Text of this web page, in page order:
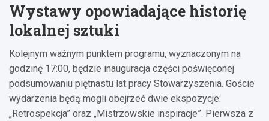
Wystawy opowiadające historię
lokalnej sztuki
Kolejnym ważnym punktem programu, wyznaczonym na
godzinę 17:00, będzie inauguracja części poświęconej
podsumowaniu piętnastu lat pracy Stowarzyszenia. Goście
wydarzenia będą mogli obejrzeć dwie ekspozycje:
„Retrospekcja” oraz „Mistrzowskie inspiracje”. Pierwsza z